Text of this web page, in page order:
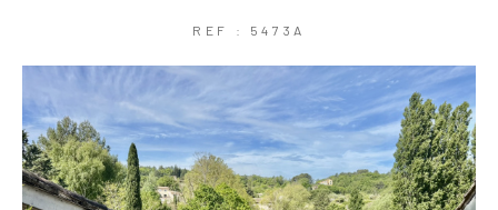
REF : 5473A